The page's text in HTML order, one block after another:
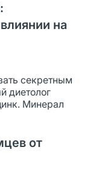
на
секретным
диетолог
Минерал
от